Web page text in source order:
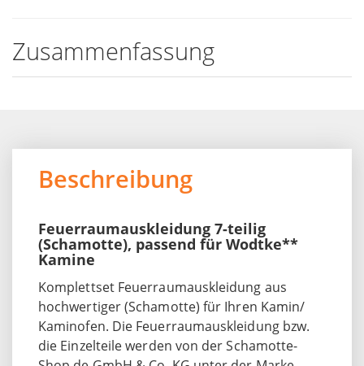
Zusammenfassung
Beschreibung
Feuerraumauskleidung 7-teilig
(Schamotte), passend für Wodtke**
Kamine
Komplettset Feuerraumauskleidung aus
hochwertiger (Schamotte) für Ihren Kamin/
Kaminofen. Die Feuerraumauskleidung bzw.
die Einzelteile werden von der Schamotte-